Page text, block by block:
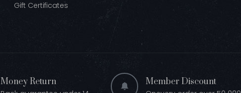
Gift Certificates
Money Return Member Discount